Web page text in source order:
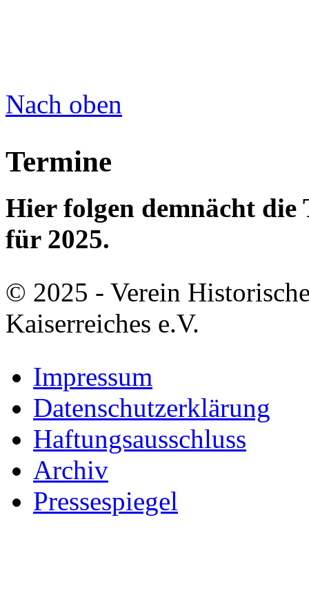
Nach oben
Termine
Hier folgen demnächt
für 2025.
© 2025 - Verein
Kaiserreiches e.V.
Impressum
Datenschutzerklärung
Haftungsausschluss
Archiv
Pressespiegel